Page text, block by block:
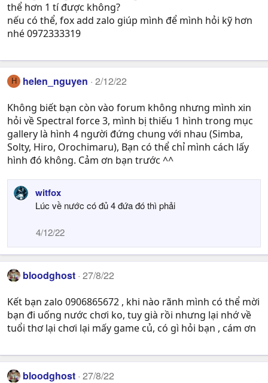
thể hơn 1 tí được không?
nếu có thể, fox add zalo giúp mình để mình hỏi kỹ hơn
nhé 0972333319
H helen_nguyen 2/12/22
Không biết bạn còn vào forum không nhưng mình xin
hỏi về Spectral force 3, mình bị thiếu 1 hình trong mục
gallery là hình 4 người đứng chung với nhau (Simba,
Solty, Hiro, Orochimaru), Bạn có thể chỉ mình cách lấy
hình đó không. Cảm ơn bạn trước ^^
witfox
Lúc về nước có đủ 4 đứa đó thì phải
4/12/22
bloodghost 27/8/22
Kết bạn zalo 0906865672 , khi nào rãnh mình có thể mời
bạn đi uống nước chơi ko, tuy già rồi nhưng lại nhớ về
tuổi thơ lại chơi lại mấy game củ, có gì hỏi bạn , cám ơn
bloodghost 27/8/22